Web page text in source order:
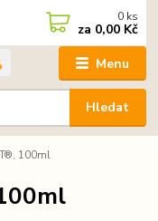
Menu
Hledat
0 ks
za 0,00 Kč
100ml